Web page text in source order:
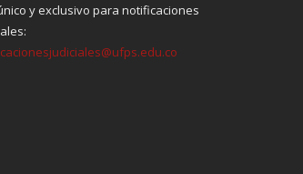
y exclusivo para notificaciones